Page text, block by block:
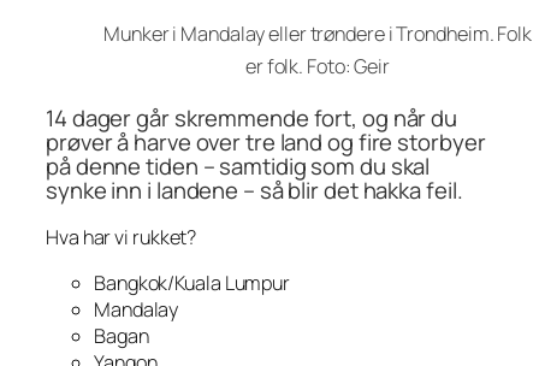
Munker i Mandalay eller trøndere i Trondheim. Folk
er folk. Foto: Geir
14 dager går skremmende fort, og når du
prøver å harve over tre land og fire storbyer
på denne tiden – samtidig som du skal
synke inn i landene – så blir det hakka feil.
Hva har vi rukket?
Bangkok/Kuala Lumpur
Mandalay
Bagan